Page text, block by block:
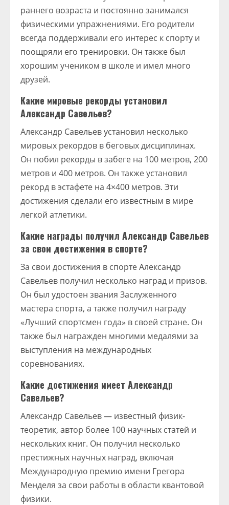
раннего возраста и постоянно занимался
физическими упражнениями. Его родители
всегда поддерживали его интерес к спорту и
поощряли его тренировки. Он также был
хорошим учеником в школе и имел много
друзей.
Какие мировые рекорды установил
Александр Савельев?
Александр Савельев установил несколько
мировых рекордов в беговых дисциплинах.
Он побил рекорды в забеге на 100 метров, 200
метров и 400 метров. Он также установил
рекорд в эстафете на 4×400 метров. Эти
достижения сделали его известным в мире
легкой атлетики.
Какие награды получил Александр Савельев
за свои достижения в спорте?
За свои достижения в спорте Александр
Савельев получил несколько наград и призов.
Он был удостоен звания Заслуженного
мастера спорта, а также получил награду
«Лучший спортсмен года» в своей стране. Он
также был награжден многими медалями за
выступления на международных
соревнованиях.
Какие достижения имеет Александр
Савельев?
Александр Савельев — известный физик-
теоретик, автор более 100 научных статей и
нескольких книг. Он получил несколько
престижных научных наград, включая
Международную премию имени Грегора
Менделя за свои работы в области квантовой
физики.